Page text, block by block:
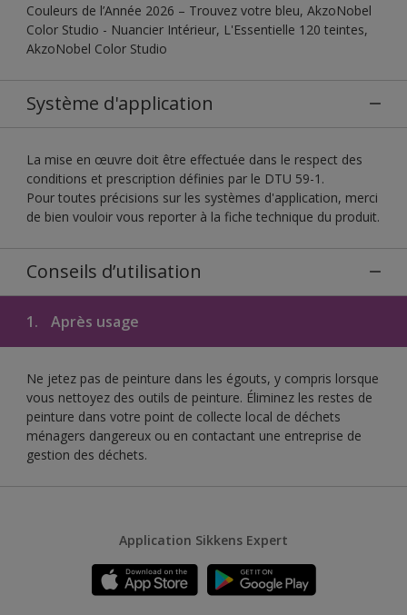
Couleurs de l’Année 2026 – Trouvez votre bleu, AkzoNobel
Color Studio - Nuancier Intérieur, L'Essentielle 120 teintes,
AkzoNobel Color Studio
Système d'application
La mise en œuvre doit être effectuée dans le respect des
conditions et prescription définies par le DTU 59-1.
Pour toutes précisions sur les systèmes d'application, merci
de bien vouloir vous reporter à la fiche technique du produit.
Conseils d’utilisation
1. Après usage
Ne jetez pas de peinture dans les égouts, y compris lorsque
vous nettoyez des outils de peinture. Éliminez les restes de
peinture dans votre point de collecte local de déchets
ménagers dangereux ou en contactant une entreprise de
gestion des déchets.
Application Sikkens Expert